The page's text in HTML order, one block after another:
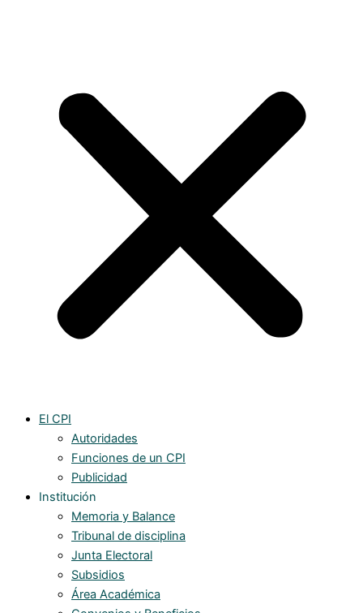
El CPI
Autoridades
Funciones de un CPI
Publicidad
Institución
Memoria y Balance
Tribunal de disciplina
Junta Electoral
Subsidios
Área Académica